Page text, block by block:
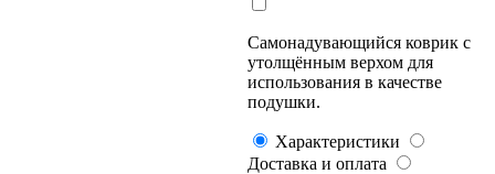
Самонадувающийся коврик с
утолщённым верхом для
использования в качестве
подушки.
Характеристики
Доставка и оплата